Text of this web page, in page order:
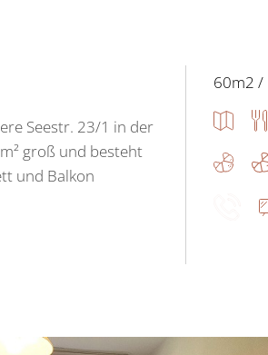
Seestr. 23/1 in der
groß und besteht
und Balkon
60m2